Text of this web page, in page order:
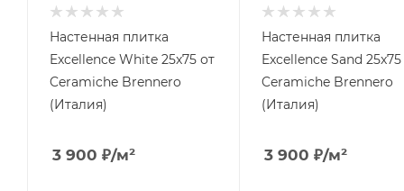
Настенная плитка
Excellence White 25x75 от
Ceramiche Brennero
(Италия)
3 900 ₽/м²
Настенная плитка
Excellence Sand 25x75
Ceramiche Brennero
(Италия)
3 900 ₽/м²